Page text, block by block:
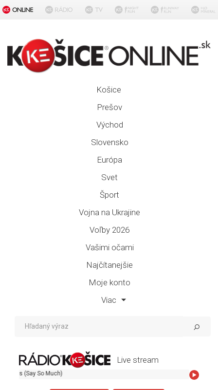
Košice
Prešov
Východ
Slovensko
Európa
Svet
Šport
Vojna na Ukrajine
Voľby 2026
Vašimi očami
Najčítanejšie
Moje konto
Viac
Live stream
Elton John